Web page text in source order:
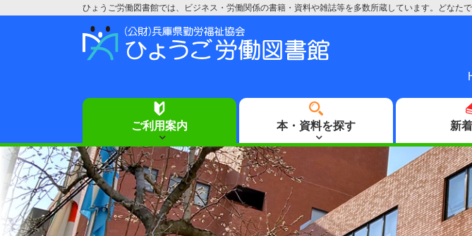
ひょうご労働図書館では、ビジネス・労働関係の書籍・資料や雑誌等を多数所蔵しています。どなた
ご利用案内 本・資料を探す 新